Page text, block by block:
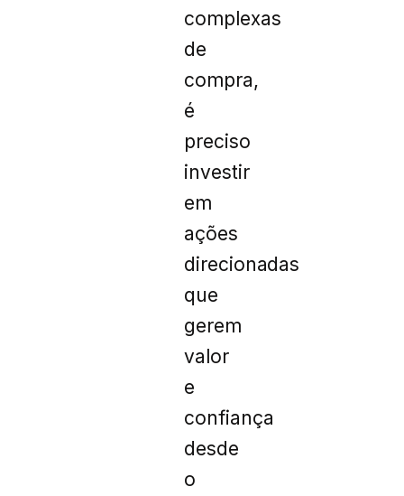
complexas
de
compra,
é
preciso
investir
em
ações
direcionadas
que
gerem
valor
e
confiança
desde
o